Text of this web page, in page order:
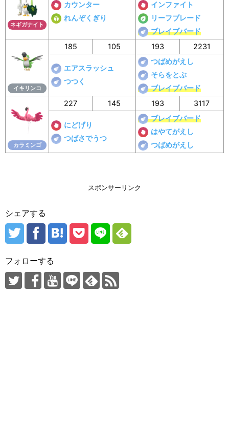
ネギガナイト
カウンター
れんぞくぎり
インファイト
リーフブレード
ブレイブバード
イキリンコ
185 105 193 2231
エアスラッシュ
つつく
つばめがえし
そらをとぶ
ブレイブバード
カラミンゴ
227 145 193 3117
にどげり
つばさでうつ
ブレイブバード
はやてがえし
つばめがえし
スポンサーリンク
シェアする
フォローする